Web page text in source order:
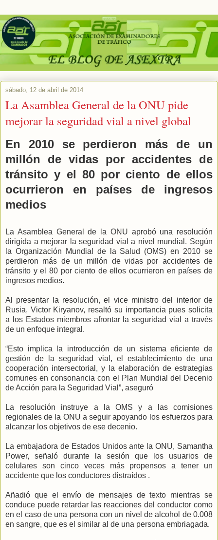
sábado, 12 de abril de 2014
La Asamblea General de la ONU pide
mejorar la seguridad vial a nivel global
En 2010 se perdieron más de un
millón de vidas por accidentes de
tránsito y el 80 por ciento de ellos
ocurrieron en países de ingresos
medios
La Asamblea General de la ONU aprobó una resolución
dirigida a mejorar la seguridad vial a nivel mundial. Según
la Organización Mundial de la Salud (OMS) en 2010 se
perdieron más de un millón de vidas por accidentes de
tránsito y el 80 por ciento de ellos ocurrieron en países de
ingresos medios.
Al presentar la resolución, el vice ministro del interior de
Rusia, Victor Kiryanov, resaltó su importancia pues solicita
a los Estados miembros afrontar la seguridad vial a través
de un enfoque integral.
“Esto implica la introducción de un sistema eficiente de
gestión de la seguridad vial, el establecimiento de una
cooperación intersectorial, y la elaboración de estrategias
comunes en consonancia con el Plan Mundial del Decenio
de Acción para la Seguridad Vial”, aseguró
La resolución instruye a la OMS y a las comisiones
regionales de la ONU a seguir apoyando los esfuerzos para
alcanzar los objetivos de ese decenio.
La embajadora de Estados Unidos ante la ONU, Samantha
Power, señaló durante la sesión que los usuarios de
celulares son cinco veces más propensos a tener un
accidente que los conductores distraídos .
Añadió que el envío de mensajes de texto mientras se
conduce puede retardar las reacciones del conductor como
en el caso de una persona con un nivel de alcohol de 0.008
en sangre, que es el similar al de una persona embriagada.